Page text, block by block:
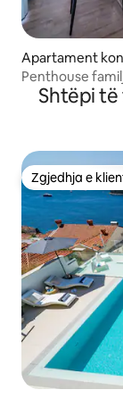
Apartament
Penthouse
Shtëpi të
Zgjedhja e
Zgjedhja e